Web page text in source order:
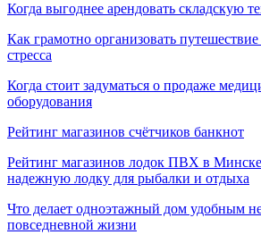
Когда выгоднее арендовать складскую
Как грамотно организовать
стресса
Когда стоит задуматься о продаже
оборудования
Рейтинг магазинов счётчиков банкнот
Рейтинг магазинов лодок ПВХ в
надежную лодку для рыбалки и отдыха
Что делает одноэтажный дом удобным
повседневной жизни